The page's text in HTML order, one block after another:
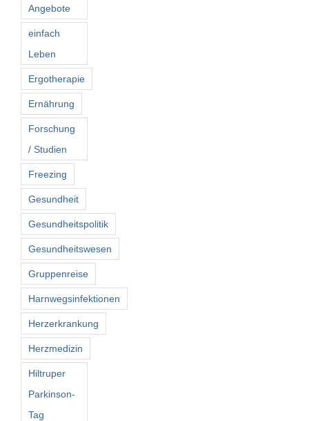
Angebote
einfach
Leben
Ergotherapie
Ernährung
Forschung
/ Studien
Freezing
Gesundheit
Gesundheitspolitik
Gesundheitswesen
Gruppenreise
Harnwegsinfektionen
Herzerkrankung
Herzmedizin
Hiltruper
Parkinson-
Tag